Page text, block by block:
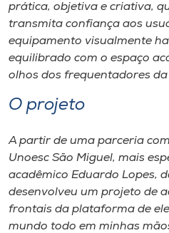
prática, objetiva e criativa,
transmita confiança aos
equipamento visualmente
equilibrado com o espaço
olhos dos frequentadores da
O projeto
A partir de uma parceria
Unoesc São Miguel, mais
acadêmico Eduardo Lopes,
desenvolveu um projeto de
frontais da plataforma de
mundo todo em minhas